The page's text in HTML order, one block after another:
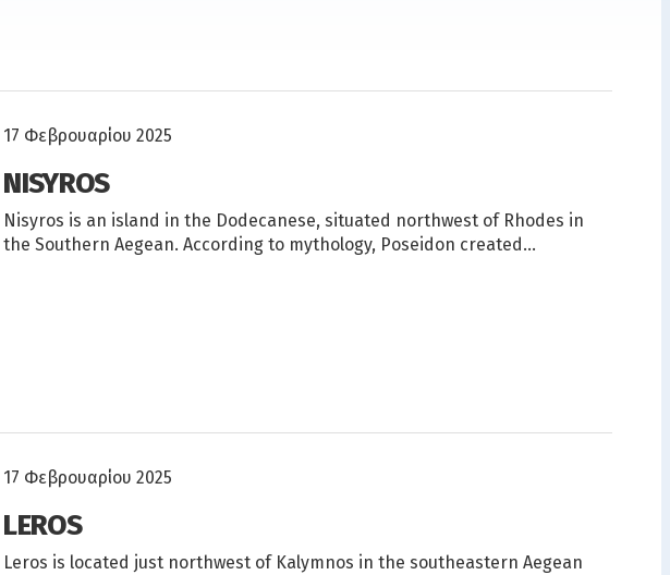
17 Φεβρουαρίου 2025
NISYROS
Nisyros is an island in the Dodecanese, situated northwest of Rhodes in
the Southern Aegean. According to mythology, Poseidon created…
17 Φεβρουαρίου 2025
LEROS
Leros is located just northwest of Kalymnos in the southeastern Aegean